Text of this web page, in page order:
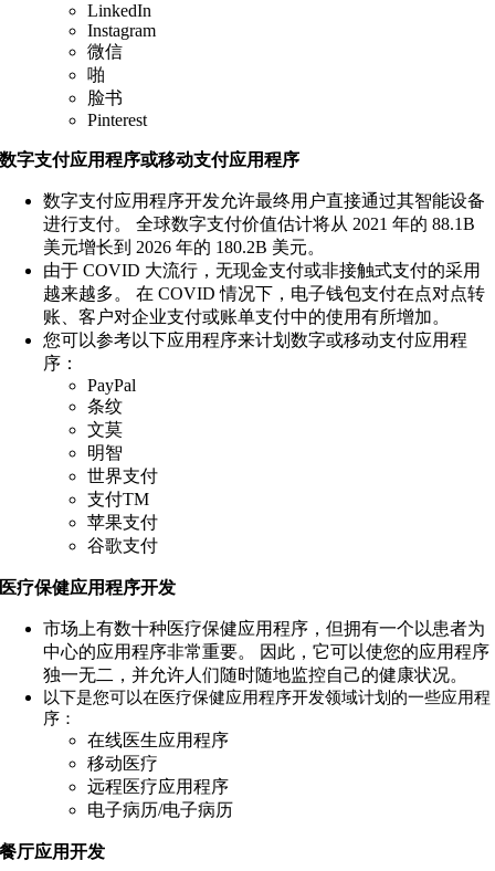
LinkedIn
Instagram
微信
啪
脸书
Pinterest
数字支付应用程序或移动支付应用程序
数字支付应用程序开发允许最终用户直接通过其智能设备
进行支付。 全球数字支付价值估计将从 2021 年的 88.1B
美元增长到 2026 年的 180.2B 美元。
由于 COVID 大流行，无现金支付或非接触式支付的采用
越来越多。 在 COVID 情况下，电子钱包支付在点对点转
账、客户对企业支付或账单支付中的使用有所增加。
您可以参考以下应用程序来计划数字或移动支付应用程
序：
PayPal
条纹
文莫
明智
世界支付
支付TM
苹果支付
谷歌支付
医疗保健应用程序开发
市场上有数十种医疗保健应用程序，但拥有一个以患者为
中心的应用程序非常重要。 因此，它可以使您的应用程序
独一无二，并允许人们随时随地监控自己的健康状况。
以下是您可以在医疗保健应用程序开发领域计划的一些应用程
序：
在线医生应用程序
移动医疗
远程医疗应用程序
电子病历/电子病历
餐厅应用开发